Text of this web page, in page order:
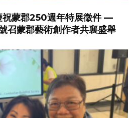
祝蒙郡250週年特展徵件 —
召蒙郡藝術創作者共襄盛舉